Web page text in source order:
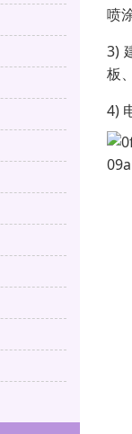
喷
3)
板
4)